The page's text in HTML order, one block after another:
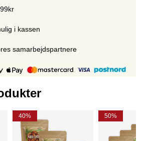
i kassen
samarbejdspartnere
40% 50%